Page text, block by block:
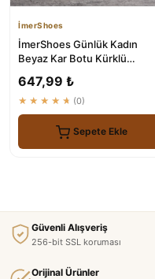
İmerShoes
İmerShoes Günlük Kadın
Beyaz Kar Botu Kürklü
647,99 ₺
★★★★★ (0)
Sepete Ekle
Güvenli Alışveriş
256-bit SSL koruması
Orijinal Ürünler